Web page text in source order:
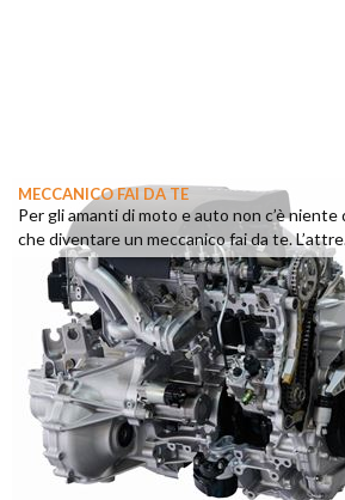
MECCANICO FAI DA TE
Per gli amanti di moto e auto non c’è niente
che diventare un meccanico fai da te.